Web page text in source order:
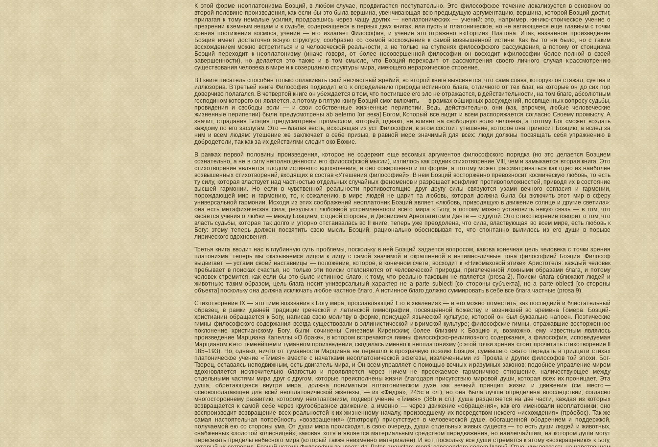
К этой форме неоплатонизма Боэций, в любом случае, продвигается поступательно. Это философское течение локализуется в основном во
второй половине произведения, как если бы это была вершина, увенчивающая всю предыдущую аргументацию, вершина, которой Боэций достиг,
прилагая к тому немалые усилия, продравшись через чащу других — неплатонических — учений: это, например, кинико-стоическое учение о
презрении к земным вещам и к судьбе, содержащееся в первых двух книгах, или пусть и платоническое, но не являющееся еще главным с точки
зрения постижения космоса, учение — его излагает Философия, и учение это отражено в «Горгии» Платона. Итак, названное произведение
Боэция имеет достаточно ясную структуру, сообразно со схемой восхождения к самой возвышенной истине. Как бы то ни было, но с таким
восхождением можно встретиться и в человеческой реальности, а не только на ступенях философского рассуждения, а потому от стоицизма
Боэций переходит к неоплатонизму (иначе говоря, от более несовершенной философии он восходит к философии более полной в своей
завершенности), но делается это также и в том смысле, что Боэций переходит от рассмотрения своего личного случая к рассмотрению
существования человека в мире и к созерцанию структуры мира, имеющего иерархическое строение.
В I книге писатель способен только оплакивать свой несчастный жребий; во второй книге выясняется, что сама слава, которую он стяжал, суетна и
иллюзорна. В третьей книге Философия подводит его к определению природы истинного блага, отличного от тех благ, на которые он до сих пор
доверчиво полагался. В четвертой книге он убеждается в том, что постигшее его зло не отражается, в действительности, на том благе, абсолютным
господином которого он является, а потому в пятую книгу Боэций смог включить — в рамках обширных рассуждений, посвященных вопросу судьбы,
провидения и свободы воли — и свои собственные жизненные перипетии. Ведь, действительно, они (как, впрочем, любые человеческие
жизненные перипетии) были предусмотрены ab aeterno [от века] Богом, Который все видит и всем распоряжается согласно Своему промыслу. А
значит, страдания Боэция предусмотрены промыслом, который, однако, не влияет на свободную волю человека, а потому Бог сможет воздать
каждому по его заслугам. Это — благая весть, исходящая из уст Философии; в этом состоит утешение, которое она приносит Боэцию, а вслед за
ним и всем людям: утешение же заключает в себе призыв, в равной мере значимый для всех: люди должны посвящать себя упражнению в
добродетели, так как за их действиями следит око Божие.
В рамках первой половины произведения, которое не содержит еще весомых аргументов философского порядка (но это делается Боэцием
сознательно, а не в силу неполноценности его философской мысли), излилось как родник стихотворение VIII, чем и замыкается вторая книга. Это
стихотворение является плодом истинного вдохновения, и оно совершенно и по форме, а потому может рассматриваться как одно из наиболее
возвышенных стихотворений, входящих в состав «Утешения философией». В нем Боэций восторженно превозносит космическую любовь, то есть
ту силу, которая властвует над частностью отдельных случайных феноменов и разрешает конфликт противоположностей, приводя их в состояние
высшей гармонии. Но если в чувственной реальности противостоящие друг другу силы связуются узами вечного согласия и гармонии,
порождающей мир и гармонию, то, к сожалению, в мире людей не царит та любовь, которая должна была бы включить этот мир в сферу
универсальной гармонии. Исходя из этих соображений неоплатоник Боэций являет «любовь, приводящую в движение солнце и другие светила»:
она есть метафизическая сила, результат любовной устремленности всего мира к Богу, а потому можно установить некую связь — в том, что
касается учения о любви — между Боэцием, с одной стороны, и Дионисием Ареопагитом и Данте — с другой. Это стихотворение говорит о том, что
власть судьбы, которая так долго и упорно отстаивалась во II книге, теперь уже преодолена, что сила, властвующая во всем мире, есть любовь к
Богу: этому теперь должен посвятить свою мысль Боэций, рационально обосновывая то, что спонтанно вылилось из его души в порыве
лирического вдохновения.
Третья книга вводит нас в глубинную суть проблемы, поскольку в ней Боэций задается вопросом, какова конечная цель человека с точки зрения
платонизма: теперь мы оказываемся лицом к лицу с самой значимой и окрашенной в интимно-личные тона философией Боэция. Философ
выдвигает — устами своей наставницы — положение, которое, в конечном счете, восходит к «Никомаховой этике» Аристотеля: каждый человек
пребывает в поисках счастья, но только эти поиски отклоняются от человеческой природы, привлеченной ложными образами блага, и потому
человек стремится, как если бы это было истинное благо, к тому, что реально таковым не является (prosa 2). Поиски блага сближают людей и
животных: таким образом, цель блага носит универсальный характер не а parte subiecti [со стороны субъекта], но a parte obiecti [со стороны
объекта] поскольку она должна исключать любое частное благо. А истинное благо должно суммировать в себе все блага частные (prosa 9).
Стихотворение IX — это гимн воззвания к Богу мира, прославляющий Его в хвалениях — и его можно поместить, как последний и блистательный
образец, в рамки давней традиции греческой и латинской гимнографии, посвященной божеству и возникшей во времена Гомера. Боэций-
христианин обращается к Богу, написав свою молитву в форме, присущей языческой культуре, которой он был буквально напоен. Поэтические
гимны философского содержания всегда существовали в эллинистической и в римской культуре; философские гимны, отражавшие восторженное
поклонение христианскому Богу, были сочинены Синезием Киренским; более близким к Боэцию и, возможно, ему известным являлось
произведение Марциана Капеллы «О браке», в котором встречаются гимны философско-религиозного содержания, а философия, исповедуемая
Марцианом в его темнейшем и туманном произведении, сводилась именно к неоплатонизму (с этой точки зрения стоит прочитать стихотворение II
185–193). Но, однако, ничто от туманности Марциана не перешло в прозрачную поэзию Боэция, сумевшего сжато передать в тридцати стихах
платоническое учение «Тимея» вместе с начатками неоплатонической экзегезы, извлеченными из Прокла и других философов той эпохи. Бог-
Творец, оставаясь неподвижным, есть двигатель мира, и Он всем управляет с помощью вечных и разумных законов; подобное управление миром
вдохновляется исключительно благостью и проявляется через ничем не пресекаемое гармоничное отношение, наличествующее между
отдельными частями мира друг с другом, которые преисполнены жизни благодаря присутствию мировой души, которая всех их проницает. Эта
душа, обретающаяся внутри мира, должна пониматься в платоническом духе как вечный принцип жизни и движения (см. место —
основополагающее для всей неоплатонической экзегезы, — из «Федра», 245с и сл.); но она была лучше определена впоследствии, согласно
многостороннему развитию, которому неоплатонизм, подверг учение «Тимея» (36b и сл.): душа разделяется на две части, каждая из которых
возвращается к самой себе через кругообразное движение, а именно — через движение «обращения», как его именовали неоплатоники; оно
воспроизводит возвращение всех реальностей к их жизненному началу, произведшему их посредством некоего «исхождения» (πρόοδος). Так же
самая настоятельная потребность «возвращения» (ἐπιστροφή) присутствует в человеческой душе, обогащенной ободрением и поддержкой,
получаемой ею со стороны ума. От души мира происходят, в свою очередь, души отдельных живых существ — то есть души людей и животных,
снабженных «золотой колесницей», каковая хотя и является материальным средством передвижения, но наилегчайшим, на котором души могут
пересекать пределы небесного мира (который также неизменно материален). И вот, поскольку все души стремятся к этому «возвращению» к Богу,